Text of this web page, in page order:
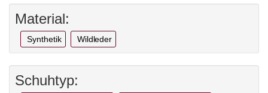
Material:
Synthetik Wildleder
Schuhtyp: